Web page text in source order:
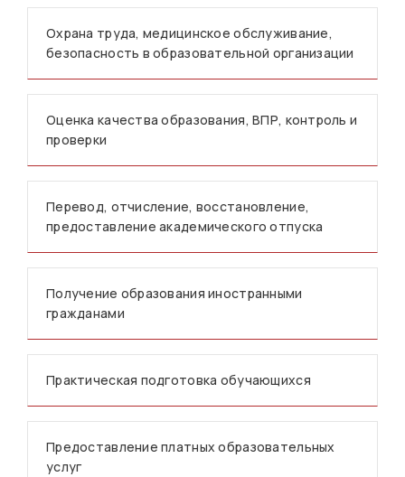
Охрана труда, медицинское обслуживание,
безопасность в образовательной организации
Оценка качества образования, ВПР, контроль и
проверки
Перевод, отчисление, восстановление,
предоставление академического отпуска
Получение образования иностранными
гражданами
Практическая подготовка обучающихся
Предоставление платных образовательных
услуг